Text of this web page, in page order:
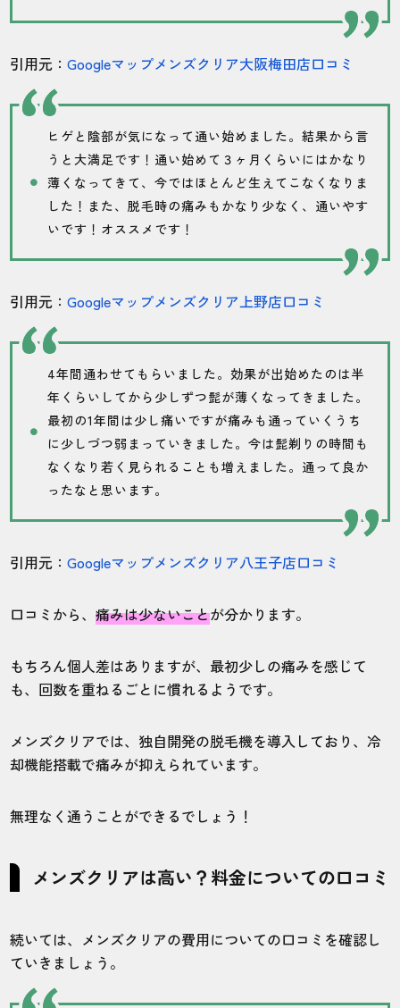
引用元：Googleマップメンズクリア大阪梅田店口コミ
ヒゲと陰部が気になって通い始めました。結果から言
うと大満足です！通い始めて３ヶ月くらいにはかなり
薄くなってきて、今ではほとんど生えてこなくなりま
した！また、脱毛時の痛みもかなり少なく、通いやす
いです！オススメです！
引用元：Googleマップメンズクリア上野店口コミ
4年間通わせてもらいました。効果が出始めたのは半
年くらいしてから少しずつ髭が薄くなってきました。
最初の1年間は少し痛いですが痛みも通っていくうち
に少しづつ弱まっていきました。今は髭剃りの時間も
なくなり若く見られることも増えました。通って良か
ったなと思います。
引用元：Googleマップメンズクリア八王子店口コミ
口コミから、痛みは少ないことが分かります。
もちろん個人差はありますが、最初少しの痛みを感じて
も、回数を重ねるごとに慣れるようです。
メンズクリアでは、独自開発の脱毛機を導入しており、冷
却機能搭載で痛みが抑えられています。
無理なく通うことができるでしょう！
メンズクリアは高い？料金についての口コミ
続いては、メンズクリアの費用についての口コミを確認し
ていきましょう。